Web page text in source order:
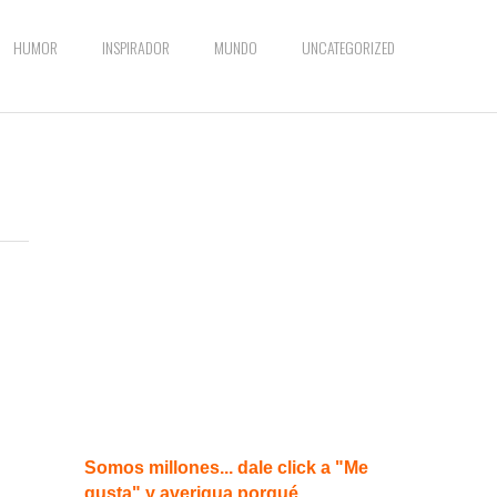
HUMOR INSPIRADOR MUNDO UNCATEGORIZED
Somos millones... dale click a "Me
gusta" y averigua porqué